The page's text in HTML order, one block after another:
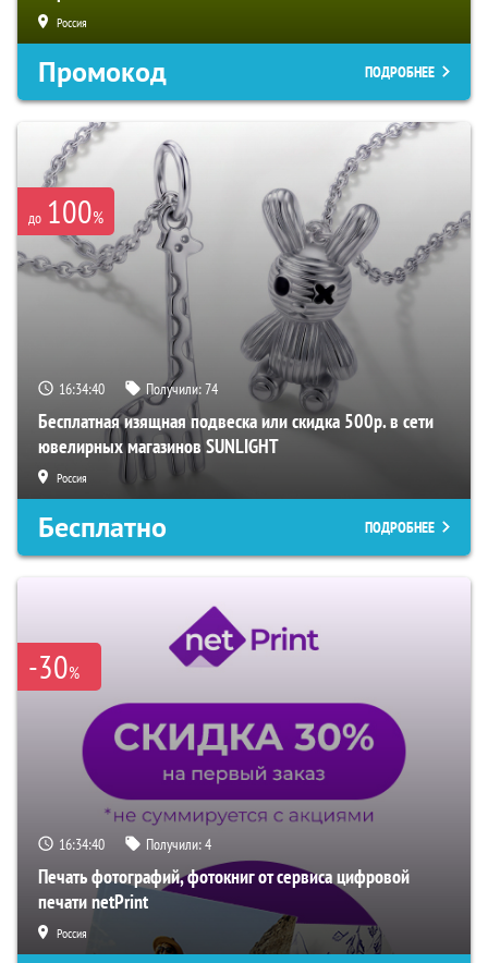
Россия
Промокод ПОДРОБНЕЕ
до 100%
16:34:40 Получили:74
Бесплатная изящная подвеска или скидка 500р. в сети
ювелирных магазинов SUNLIGHT
Россия
Бесплатно ПОДРОБНЕЕ
-30%
16:34:40 Получили:4
Печать фотографий, фотокниг от сервиса цифровой
печати netPrint
Россия